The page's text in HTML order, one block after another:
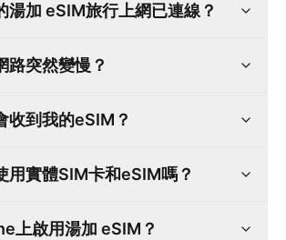
湯加 eSIM旅行上網已連線？
路突然變慢？
收到我的eSIM？
用實體SIM卡和eSIM嗎？
上啟用湯加 eSIM？